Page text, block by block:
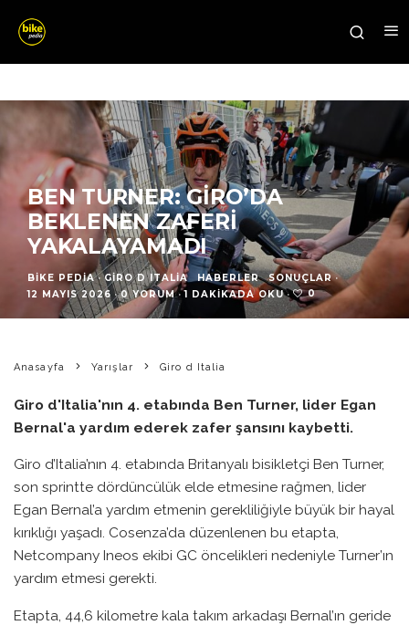
BEN TURNER: GIRO’DA
BEKLENEN ZAFERI
YAKALAYAMADI
BIKE PEDIA · GIRO D ITALIA HABERLER SONUÇLAR ·
12 MAYIS 2026 · 0 YORUM · 1 DAKIKADA OKU · 0
Anasayfa Yarışlar Giro d Italia
Giro d'Italia'nın 4. etabında Ben Turner, lider Egan
Bernal'a yardım ederek zafer şansını kaybetti.
Giro d’Italia’nın 4. etabında Britanyalı bisikletçi Ben Turner,
son sprintte dördüncülük elde etmesine rağmen, lider
Egan Bernal’a yardım etmenin gerekliliğiyle büyük bir hayal
kırıklığı yaşadı. Cosenza’da düzenlenen bu etapta,
Netcompany Ineos ekibi GC öncelikleri nedeniyle Turner’ın
yardım etmesi gerekti.
Etapta, 44,6 kilometre kala takım arkadaşı Bernal’ın geride